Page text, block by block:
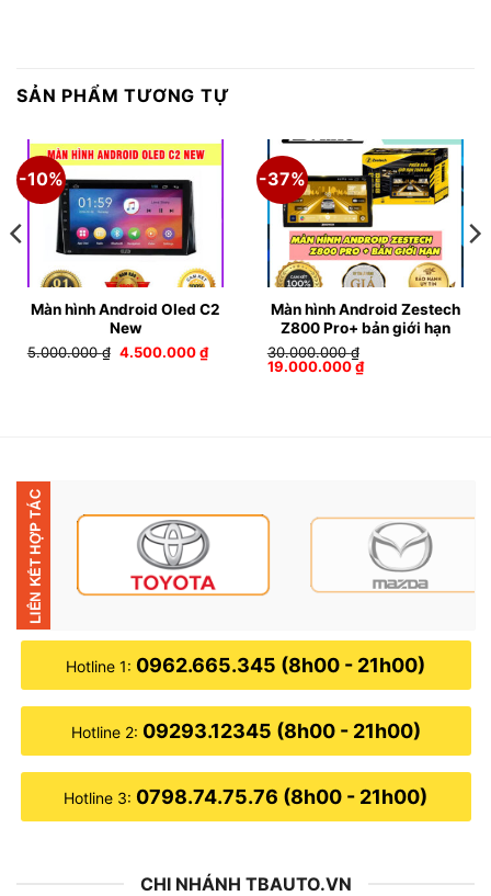
SẢN PHẨM TƯƠNG TỰ
-10%
Màn hình Android Oled C2
New
5.000.000₫ Giá
4.500.000₫Giá
hiện
-37%
Màn hình Android Zestech
Z800 Pro+ bản giới hạn
30.000.000₫
Giá
19.000.000₫Giá
hiện
Hotline 1: 0962.665.345 (8h00 - 21h00)
Hotline 2: 09293.12345 (8h00 - 21h00)
Hotline 3: 0798.74.75.76 (8h00 - 21h00)
CHI NHÁNH TBAUTO.VN